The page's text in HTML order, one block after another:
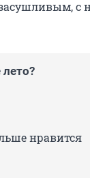
с
нравится